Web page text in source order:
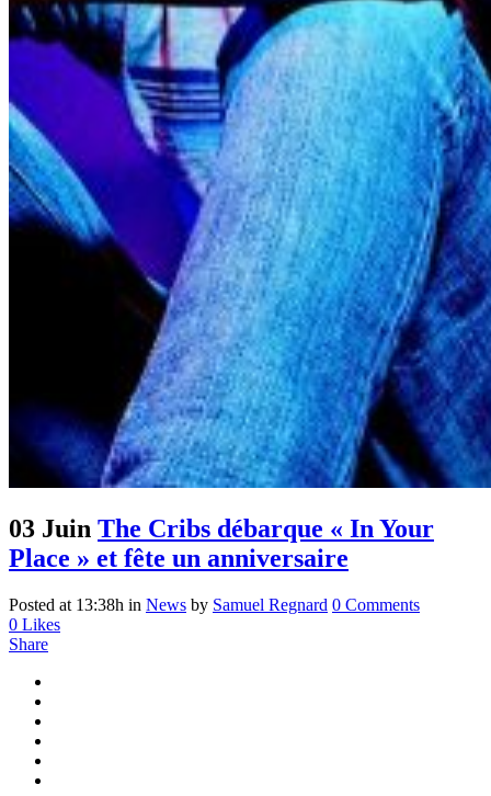
03 Juin The Cribs débarque « In Your
Place » et fête un anniversaire
Posted at 13:38h in News by Samuel Regnard 0 Comments
0 Likes
Share